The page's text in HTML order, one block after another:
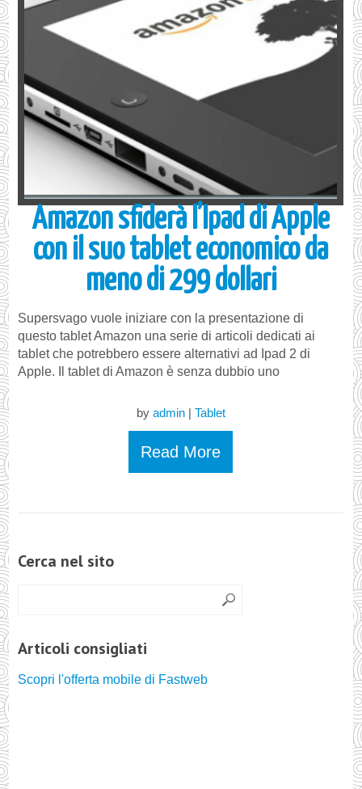
Amazon sfiderà l’Ipad di Apple
con il suo tablet economico da
meno di 299 dollari
Supersvago vuole iniziare con la presentazione di
questo tablet Amazon una serie di articoli dedicati ai
tablet che potrebbero essere alternativi ad Ipad 2 di
Apple. Il tablet di Amazon è senza dubbio uno
by admin| Tablet
Read More
Cerca nel sito
Articoli consigliati
Scopri l'offerta mobile di Fastweb